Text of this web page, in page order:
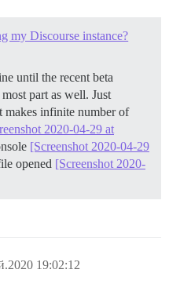
my Discourse instance?
until the recent beta
part as well. Just
makes infinite number of
2020-04-29 at
[Screenshot 2020-04-29
opened [Screenshot 2020-
19:02:12